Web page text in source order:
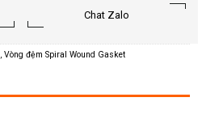
Chat Zalo
, Vòng đệm Spiral Wound Gasket